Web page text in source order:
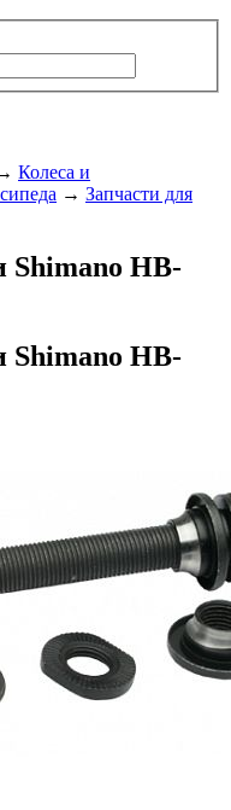
Колеса и
→ Запчасти для
Shimano HB-
Shimano HB-